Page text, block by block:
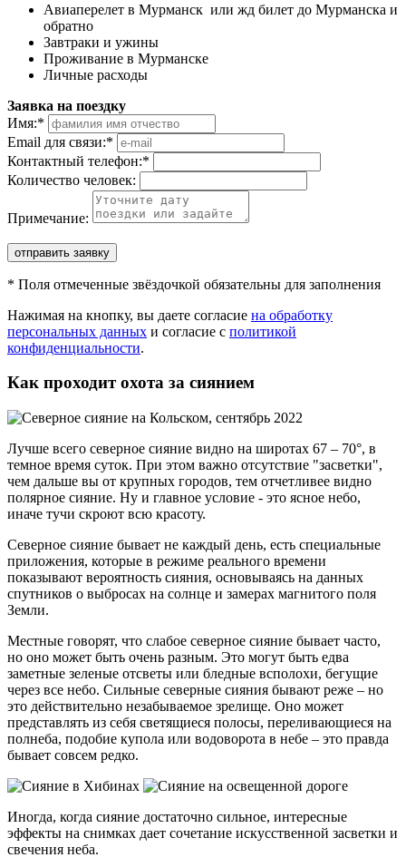
Авиаперелет в Мурманск или жд билет до Мурманска и
обратно
Завтраки и ужины
Проживание в Мурманске
Личные расходы
Заявка на поездку
Имя:*
Email для связи:*
Контактный телефон:*
Количество человек:
Примечание:
отправить заявку
* Поля отмеченные звёздочкой обязательны для заполнения
Нажимая на кнопку, вы даете согласие на обработку
персональных данных и согласие с политикой
конфиденциальности.
Как проходит охота за сиянием
Лучше всего северное сияние видно на широтах 67 – 70°, в
темное время суток. При этом важно отсутствие "засветки",
чем дальше вы от крупных городов, тем отчетливее видно
полярное сияние. Ну и главное условие - это ясное небо,
иначе тучи скроют всю красоту.
Северное сияние бывает не каждый день, есть специальные
приложения, которые в режиме реального времени
показывают вероятность сияния, основываясь на данных
спутников о выбросах на солнце и замерах магнитого поля
Земли.
Местные говорят, что слабое северное сияние бывает часто,
но оно может быть очень разным. Это могут быть едва
заметные зеленые отсветы или бледные всполохи, бегущие
через все небо. Сильные северные сияния бывают реже – но
это действительно незабываемое зрелище. Оно может
представлять из себя светящиеся полосы, переливающиеся на
полнеба, подобие купола или водоворота в небе – это правда
бывает совсем редко.
Иногда, когда сияние достаточно сильное, интересные
эффекты на снимках дает сочетание искусственной засветки и
свечения неба.